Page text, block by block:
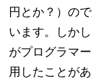
円とか？）の
います。しか
がプログラマ
用したことが